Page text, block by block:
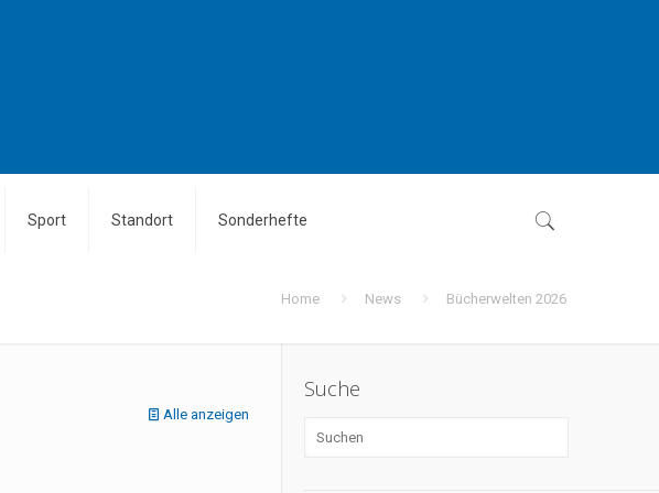
Sport Standort Sonderhefte
Home News Bücherwelten 2026
Alle anzeigen
Suche